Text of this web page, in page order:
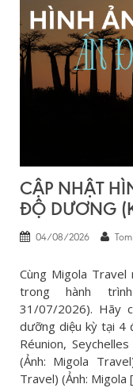
CẬP NHẬT
ĐỘ DƯƠNG
04/08/2026 Tom
Cùng Migola Travel
trong hành
31/07/2026). Hãy
dưỡng diệu kỳ tại 4
Réunion,
(Ảnh: Migola
Travel) (Ảnh: Migola